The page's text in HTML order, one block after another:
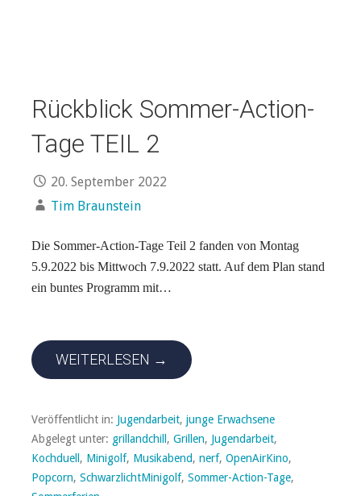
Rückblick Sommer-Action-
Tage TEIL 2
20. September 2022
Tim Braunstein
Die Sommer-Action-Tage Teil 2 fanden von Montag
5.9.2022 bis Mittwoch 7.9.2022 statt. Auf dem Plan stand
ein buntes Programm mit…
WEITERLESEN →
Veröffentlicht in: Jugendarbeit, junge Erwachsene
Abgelegt unter: grillandchill , Grillen, Jugendarbeit,
Kochduell , Minigolf, Musikabend, nerf, OpenAirKino,
Popcorn, SchwarzlichtMinigolf, Sommer-Action-Tage,